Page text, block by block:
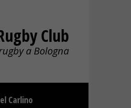
Club
a Bologna
Carlino